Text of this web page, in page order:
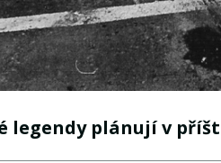
legendy plánují v